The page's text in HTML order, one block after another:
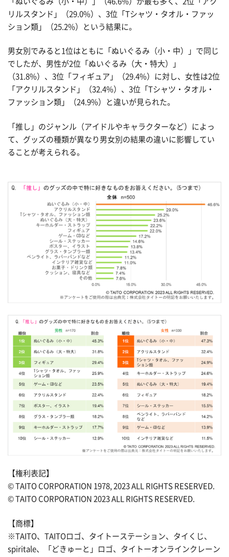
リルスタンド」（29.0%）、3位「Tシャツ・タオル・ファッ
ション類」（25.2%）という結果に。
男女別でみると1位はともに「ぬいぐるみ（小・中）」で同じ
でしたが、男性が2位「ぬいぐるみ（大・特大）」
（31.8%）、3位「フィギュア」（29.4%）に対し、女性は2位
「アクリルスタンド」（32.4%）、3位「Tシャツ・タオル・
ファッション類」（24.9%）と違いが見られた。
「推し」のジャンル（アイドルやキャラクターなど）によっ
て、グッズの種類が異なり男女別の結果の違いに影響してい
ることが考えられる。
【権利表記】
© TAITO CORPORATION 1978, 2023 ALL RIGHTS RESERVED.
© TAITO CORPORATION 2023 ALL RIGHTS RESERVED.
【商標】
※TAITO、TAITOロゴ、タイトーステーション、タイくじ、
spiritale、「どきゅーと」ロゴ、タイトーオンラインクレーン